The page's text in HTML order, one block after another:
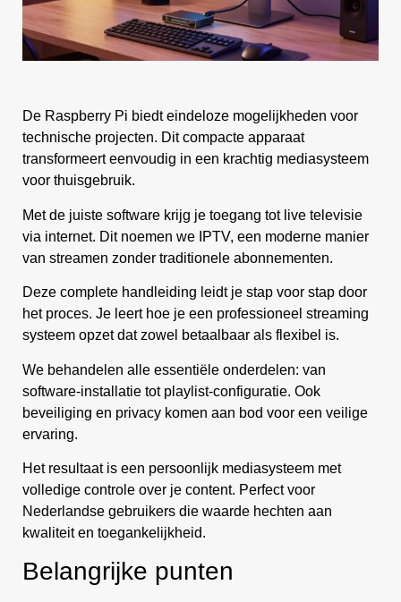
De Raspberry Pi biedt eindeloze mogelijkheden voor
technische projecten. Dit compacte apparaat
transformeert eenvoudig in een krachtig mediasysteem
voor thuisgebruik.
Met de juiste software krijg je toegang tot live televisie
via internet. Dit noemen we IPTV, een moderne manier
van streamen zonder traditionele abonnementen.
Deze complete handleiding leidt je stap voor stap door
het proces. Je leert hoe je een professioneel streaming
systeem opzet dat zowel betaalbaar als flexibel is.
We behandelen alle essentiële onderdelen: van
software-installatie tot playlist-configuratie. Ook
beveiliging en privacy komen aan bod voor een veilige
ervaring.
Het resultaat is een persoonlijk mediasysteem met
volledige controle over je content. Perfect voor
Nederlandse gebruikers die waarde hechten aan
kwaliteit en toegankelijkheid.
Belangrijke punten